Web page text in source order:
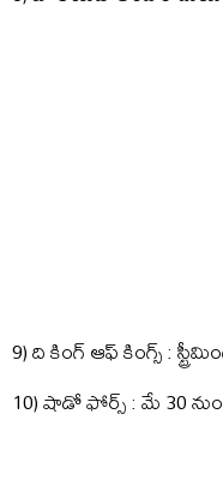
9) ది కింగ్ ఆఫ్ కింగ్స్ :
10) షాడో ఫోర్స్ : మే 30